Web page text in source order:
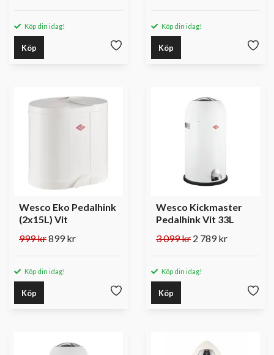
Köp din idag!
Köp
Köp din idag!
Köp
Wesco Eko Pedalhink
(2x15L) Vit
999 kr899 kr
Köp din idag!
Köp
Wesco Kickmaster
Pedalhink Vit 33L
3 099 kr 2 789 kr
Köp din idag!
Köp